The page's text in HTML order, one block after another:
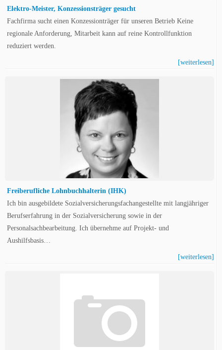
Elektro-Meister, Konzessionsträger gesucht
Fachfirma sucht einen Konzessionträger für unseren Betrieb Keine
regionale Anforderung, Mitarbeit kann auf reine Kontrollfunktion
reduziert werden.
[weiterlesen]
Freiberufliche Lohnbuchhalterin (IHK)
Ich bin ausgebildete Sozialversicherungsfachangestellte mit langjähriger
Berufserfahrung in der Sozialversicherung sowie in der
Personalsachbearbeitung. Ich übernehme auf Projekt- und
Aushilfsbasis…
[weiterlesen]